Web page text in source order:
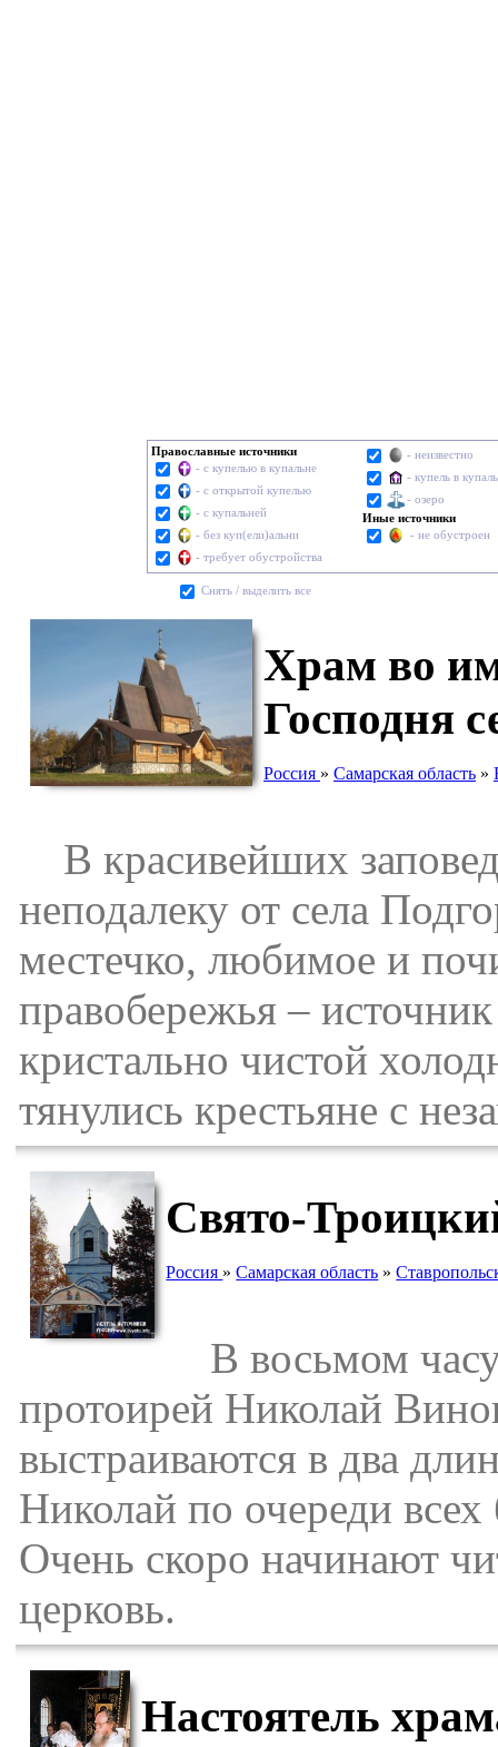
Православные источники
- с купелью в купальне
- с открытой купелью
- с купальней
- без куп(ели)альни
- требует обустройства
- неизвестно
- купель в
- озеро
Иные источники
- не обустроен
Cнять / выделить все
Храм во
Господня
Россия » Самарская область »
В красивейших
неподалеку от села
местечко, любимое и
правобережья –
кристально чистой
тянулись крестьяне с
Свято-
Россия »Самарская область »
В восьмом
протоирей Николай
выстраиваются в два
Николай по очереди всех
Очень скоро начинают
церковь.
Настоятель